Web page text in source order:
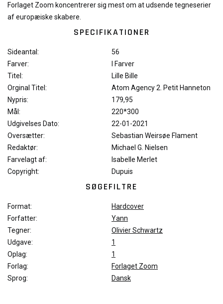
Forlaget Zoom koncentrerer sig mest om at udsende tegneserier
af europæiske skabere.
SPECIFIKATIONER
Sideantal:
56
Farver:
I Farver
Titel:
Lille Bille
Orginal Titel:
Atom Agency 2. Petit Hanneton
Nypris:
179,95
Mål:
220*300
Udgivelses Dato:
22-01-2021
Oversætter:
Sebastian Weirsøe Flament
Redaktør:
Michael G. Nielsen
Farvelagt af:
Isabelle Merlet
Copyright:
Dupuis
SØGEFILTRE
Format:
Hardcover
Forfatter:
Yann
Tegner:
Olivier Schwartz
Udgave:
1
Oplag:
1
Forlag:
Forlaget Zoom
Sprog:
Dansk